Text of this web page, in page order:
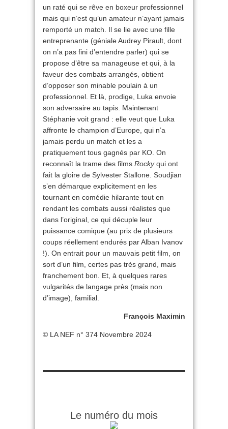
un raté qui se rêve en boxeur professionnel
mais qui n’est qu’un amateur n’ayant jamais
remporté un match. Il se lie avec une fille
entreprenante (géniale Audrey Pirault, dont
on n’a pas fini d’entendre parler) qui se
propose d’être sa manageuse et qui, à la
faveur des combats arrangés, obtient
d’opposer son minable poulain à un
professionnel. Et là, prodige, Luka envoie
son adversaire au tapis. Maintenant
Stéphanie voit grand : elle veut que Luka
affronte le champion d’Europe, qui n’a
jamais perdu un match et les a
pratiquement tous gagnés par KO. On
reconnaît la trame des films Rockyqui ont
fait la gloire de Sylvester Stallone. Soudjian
s’en démarque explicitement en les
tournant en comédie hilarante tout en
rendant les combats aussi réalistes que
dans l’original, ce qui décuple leur
puissance comique (au prix de plusieurs
coups réellement endurés par Alban Ivanov
!). On entrait pour un mauvais petit film, on
sort d’un film, certes pas très grand, mais
franchement bon. Et, à quelques rares
vulgarités de langage près (mais non
d’image), familial.
François Maximin
© LA NEF n° 374 Novembre 2024
Le numéro du mois